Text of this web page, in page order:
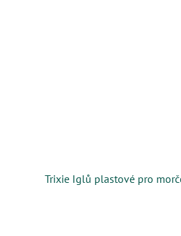
Trixie Iglů plastové pro